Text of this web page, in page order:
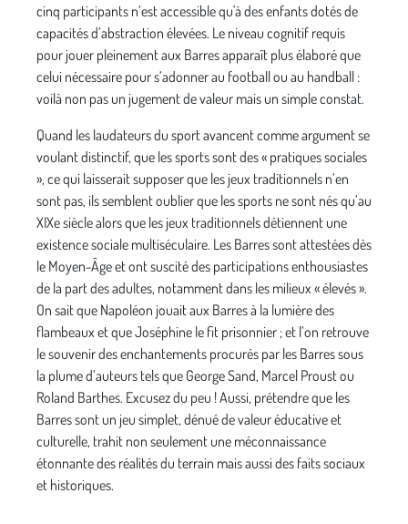
cinq participants n’est accessible qu'à des enfants dotés de
capacités d’abstraction élevées. Le niveau cognitif requis
pour jouer pleinement aux Barres apparaît plus élaboré que
celui nécessaire pour s’adonner au football ou au handball :
voilà non pas un jugement de valeur mais un simple constat.
Quand les laudateurs du sport avancent comme argument se
voulant distinctif, que les sports sont des « pratiques sociales
», ce qui laisserait supposer que les jeux traditionnels n’en
sont pas, ils semblent oublier que les sports ne sont nés qu’au
XIXe siècle alors que les jeux traditionnels détiennent une
existence sociale multiséculaire. Les Barres sont attestées dès
le Moyen-Âge et ont suscité des participations enthousiastes
de la part des adultes, notamment dans les milieux « élevés ».
On sait que Napoléon jouait aux Barres à la lumière des
flambeaux et que Joséphine le fit prisonnier ; et l’on retrouve
le souvenir des enchantements procurés par les Barres sous
la plume d’auteurs tels que George Sand, Marcel Proust ou
Roland Barthes. Excusez du peu ! Aussi, prétendre que les
Barres sont un jeu simplet, dénué de valeur éducative et
culturelle, trahit non seulement une méconnaissance
étonnante des réalités du terrain mais aussi des faits sociaux
et historiques.